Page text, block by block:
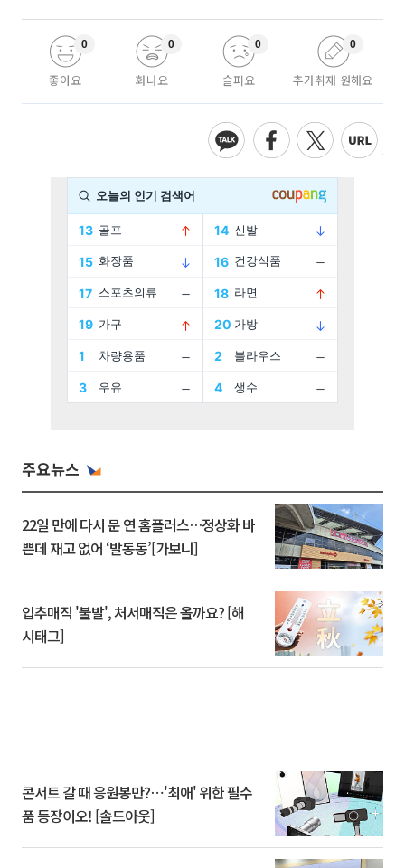
좋아요
0
화나요
0
슬퍼요
0
추가취재 원해요
0
주요뉴스
22일 만에 다시 문 연 홈플러스…정상화 바
쁜데 재고 없어 ‘발동동’[가보니]
입추매직 '불발', 처서매직은 올까요? [해
시태그]
콘서트 갈 때 응원봉만?⋯'최애' 위한 필수
품 등장이오! [솔드아웃]